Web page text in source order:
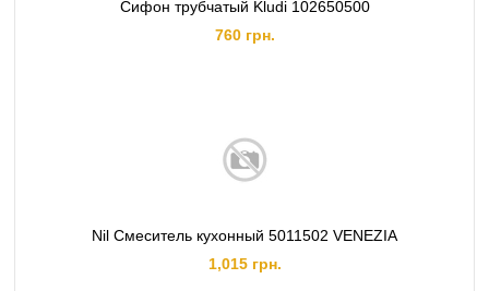
Сифон трубчатый Kludi 102650500
760 грн.
Nil Смеситель кухонный 5011502 VENEZIA
1,015 грн.